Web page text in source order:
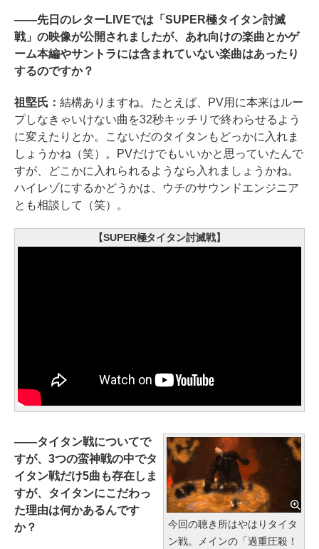
――先日のレターLIVEでは「SUPER極タイタン討滅
戦」の映像が公開されましたが、あれ向けの楽曲とかゲ
ーム本編やサントラには含まれていない楽曲はあったり
するのですか？
祖堅氏： 結構ありますね。たとえば、PV用に本来はルー
プしなきゃいけない曲を32秒キッチリで終わらせるよう
に変えたりとか。こないだのタイタンもどっかに入れま
しょうかね（笑）。PVだけでもいいかと思っていたんで
すが、どこかに入れられるようなら入れましょうかね。
ハイレゾにするかどうかは、ウチのサウンドエンジニア
とも相談して（笑）。
【SUPER極タイタン討滅戦】
今回の聴き所はやはりタイタ
ン戦。メインの「過重圧殺！
――タイタン戦についてで
すが、3つの蛮神戦の中でタ
イタン戦だけ5曲も存在しま
すが、タイタンにこだわっ
た理由は何かあるんです
か？